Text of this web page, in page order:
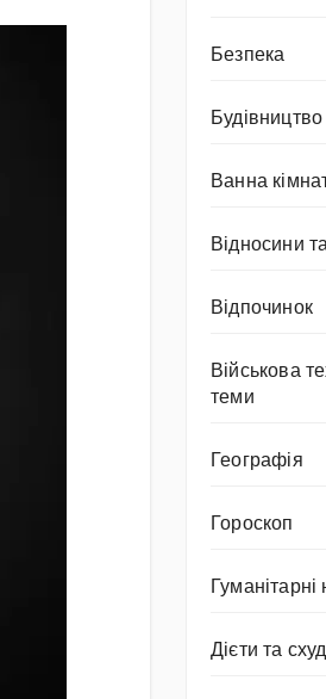
Безпека
Ванна
Відносини
Відпочинок
Військова
теми
Географія
Гороскоп
Гуманітарні
Дієти та